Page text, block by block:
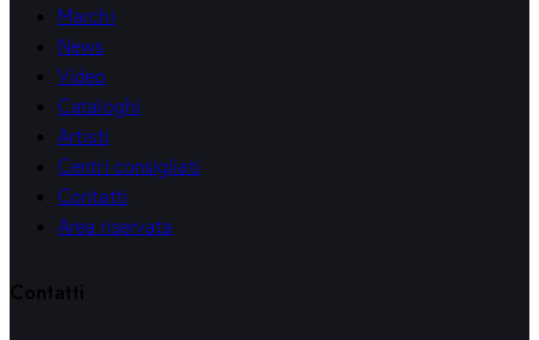
Marchi
News
Video
Cataloghi
Artisti
Centri consigliati
Contatti
Area riservata
Contatti